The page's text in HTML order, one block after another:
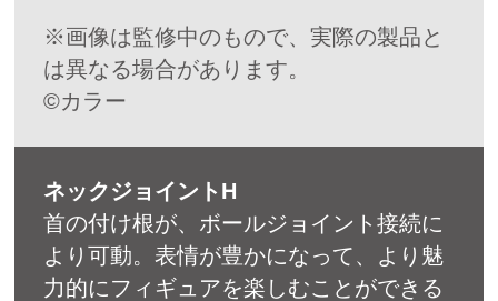
※画像は監修中のもので、実際の製品と
は異なる場合があります。
©カラー
ネックジョイントH
首の付け根が、ボールジョイント接続に
より可動。表情が豊かになって、より魅
力的にフィギュアを楽しむことができる